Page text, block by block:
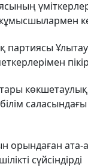
партиясы
көкшетаулық
орындаған ата-
сүйсіндірді